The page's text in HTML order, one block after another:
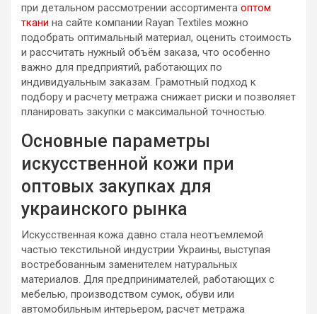
при детальном рассмотрении ассортимента оптом
ткани на сайте компании Rayan Textiles можно
подобрать оптимальный материал, оценить стоимость
и рассчитать нужный объём заказа, что особенно
важно для предприятий, работающих по
индивидуальным заказам. Грамотный подход к
подбору и расчету метража снижает риски и позволяет
планировать закупки с максимальной точностью.
Основные параметры
искусственной кожи при
оптовых закупках для
украинского рынка
Искусственная кожа давно стала неотъемлемой
частью текстильной индустрии Украины, выступая
востребованным заменителем натуральных
материалов. Для предпринимателей, работающих с
мебелью, производством сумок, обуви или
автомобильным интерьером, расчет метража